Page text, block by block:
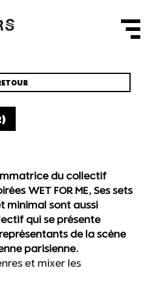
du collectif
WET FOR ME, Ses sets
minimal sont aussi
qui se présente
de la scène
parisienne.
et mixer les